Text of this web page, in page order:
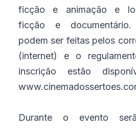
ficção e animação e
ficção e
podem ser feitas pelos
(internet) e o
inscrição estão
Durante o evento